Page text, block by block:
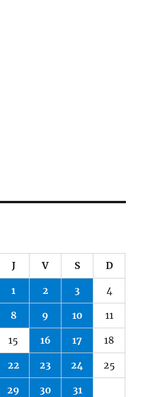
J V S D
1 2 3 4
8 9 10 11
15 16 17 18
22 23 24 25
29 30 31